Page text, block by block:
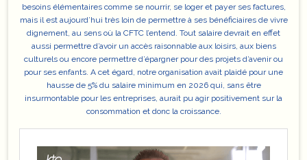
besoins élémentaires comme se nourrir, se loger et payer ses factures,
mais il est aujourd’hui très loin de permettre à ses bénéficiaires de vivre
dignement, au sens où la CFTC l’entend. Tout salaire devrait en effet
aussi permettre d’avoir un accès raisonnable aux loisirs, aux biens
culturels ou encore permettre d’épargner pour des projets d’avenir ou
pour ses enfants. A cet égard, notre organisation avait plaidé pour une
hausse de 5% du salaire minimum en 2026qui, sans être
insurmontable pour les entreprises, aurait pu agir positivement sur la
consommation et donc la croissance.